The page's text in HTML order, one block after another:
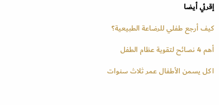
إقرئي أيضا
كيف أرجع طفلي للرضاعة الطبيعية؟
أهم 4 نصائح لتقوية عظام الطفل
اكل يسمن الأطفال عمر ثلاث سنوات